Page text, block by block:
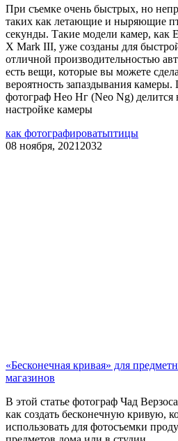
При съемке очень быстрых, но
таких как летающие и ныряющие
секунды. Такие модели камер, как
X Mark III, уже созданы для
отличной производительностью
есть вещи, которые вы можете
вероятность запаздывания
фотограф Нео Нг (Neo Ng) делится
настройке камеры
как фотографироватьптицы
08 ноября, 2021 2032
«Бесконечная кривая» для
магазинов
В этой статье фотограф Чад
как создать бесконечную кривую,
использовать для фотосъемки